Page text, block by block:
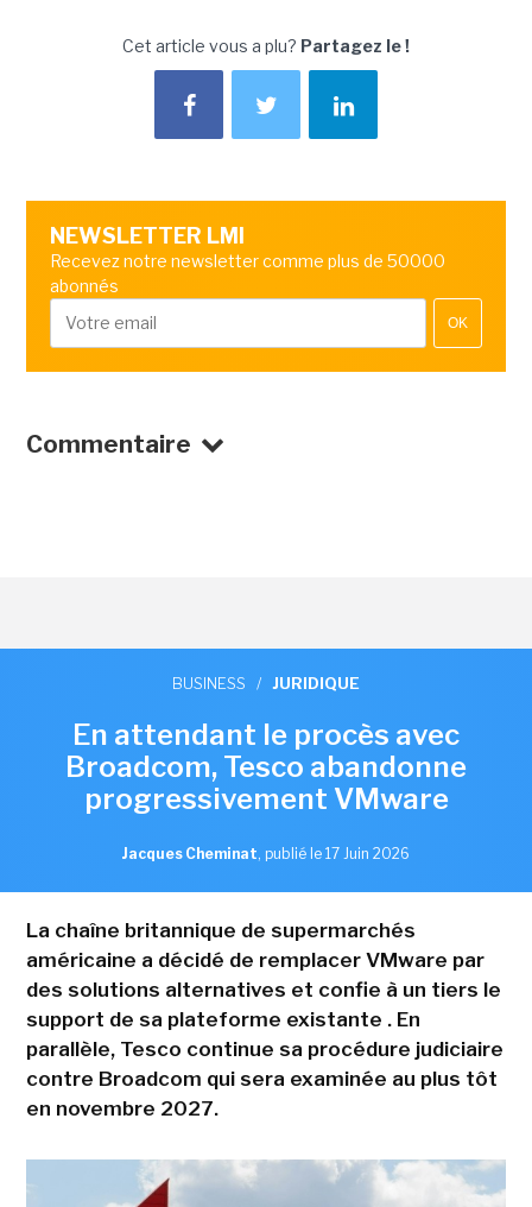
Cet article vous a plu? Partagez le !
NEWSLETTER LMI
Recevez notre newsletter comme plus de 50000
abonnés
OK
Commentaire
BUSINESS / JURIDIQUE
En attendant le procès avec
Broadcom, Tesco abandonne
progressivement VMware
Jacques Cheminat, publié le 17 Juin 2026
La chaîne britannique de supermarchés
américaine a décidé de remplacer VMware par
des solutions alternatives et confie à un tiers le
support de sa plateforme existante . En
parallèle, Tesco continue sa procédure judiciaire
contre Broadcom qui sera examinée au plus tôt
en novembre 2027.